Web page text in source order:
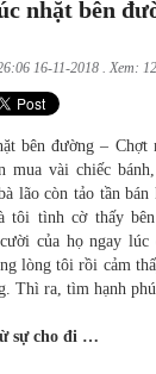
nhặt bên
16-11-2018 . Xem:
bên đường – Chợt
mua vài chiếc
lão còn tảo tần
tôi tình cờ thấy
của họ ngay lúc
lòng tôi rồi cảm
Thì ra, tìm hạnh
sự cho đi …